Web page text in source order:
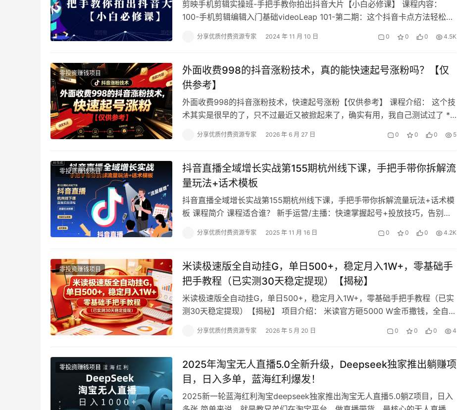
剪映手机剪辑实操班-手把手教你拍出抖音大片【小白必修课】 课程内容：
100-手机剪辑编辑入门基础videoLeap 101-第二期：这个抖音卡点方法轻松制
分享优质付费资源专家 2024 年 11 月 10 日 0 0 0 4.5K
零投资赚钱项目
外面收费998的抖音涨粉技术，真的能快速起号涨粉吗？【仅
供参考】
外面收费998的抖音涨粉技术，快速起号涨粉【仅供参考】 课程介绍： 这个技
术其实是很早的了，只不过最近又被掀起来了，确实有用，我自己测试过了 *
分享优质付费资源专家 2026 年 6 月 27 日 0 0 0 5
零投资赚钱项目
抖音直播全域增长实战第155期杭州线下课，手把手带你拆解流
量玩法+话术模板
抖音直播全域增长实战第155期杭州线下课，手把手带你拆解流量玩法+话术模
板 课程简介 课程适合谁？​​ 新手运营/主播：快速掌握起号+投放技巧，告别盲
分享优质付费资源专家 2025 年 11 月 16 日 0 0 0 4.2K
零投资赚钱项目
米读极速版全自动挂G，单日500+，稳定月入1W+，零基础手
把手教程（已实测30天稳定提现）【揭秘】
米读极速版全自动挂G，单日500+，稳定月入1W+，零基础手把手教程（已实
测30天稳定提现）【揭秘】 项目介绍： 米读官方砸5000 W金币撒钱，全自动
分享优质付费资源专家 2026 年 5 月 20 日 0 0 0 4
零投资赚钱项目
2025年淘宝无人直播5.0全新升级，Deepseek独家推出躺赚项
目，日入多单，蓝海红利爆发！
2025新一轮蓝海红利淘宝deepseek独家推出淘宝无人直播5.0躺Z项目，日入